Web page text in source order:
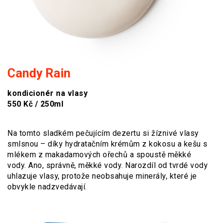
Candy Rain
kondicionér na vlasy
550 Kč / 250ml
Na tomto sladkém pečujícím dezertu si žíznivé vlasy
smlsnou – díky hydratačním krémům z kokosu a kešu s
mlékem z makadamových ořechů a spoustě měkké
vody. Ano, správně, měkké vody. Narozdíl od tvrdé vody
uhlazuje vlasy, protože neobsahuje minerály, které je
obvykle nadzvedávají.